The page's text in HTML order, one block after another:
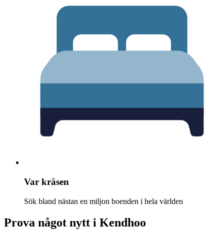
Var kräsen
Sök bland nästan en miljon boenden i hela världen
Prova något nytt i Kendhoo